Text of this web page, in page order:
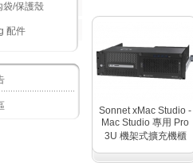
袋/保護殼
配件
Sonnet xMac Studio -
Mac Studio 專用 Pro
3U 機架式擴充機櫃